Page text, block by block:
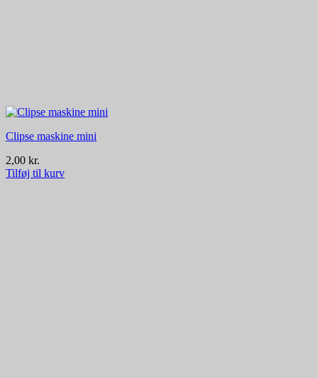
Clipse maskine mini
2,00 kr.
Tilføj til kurv